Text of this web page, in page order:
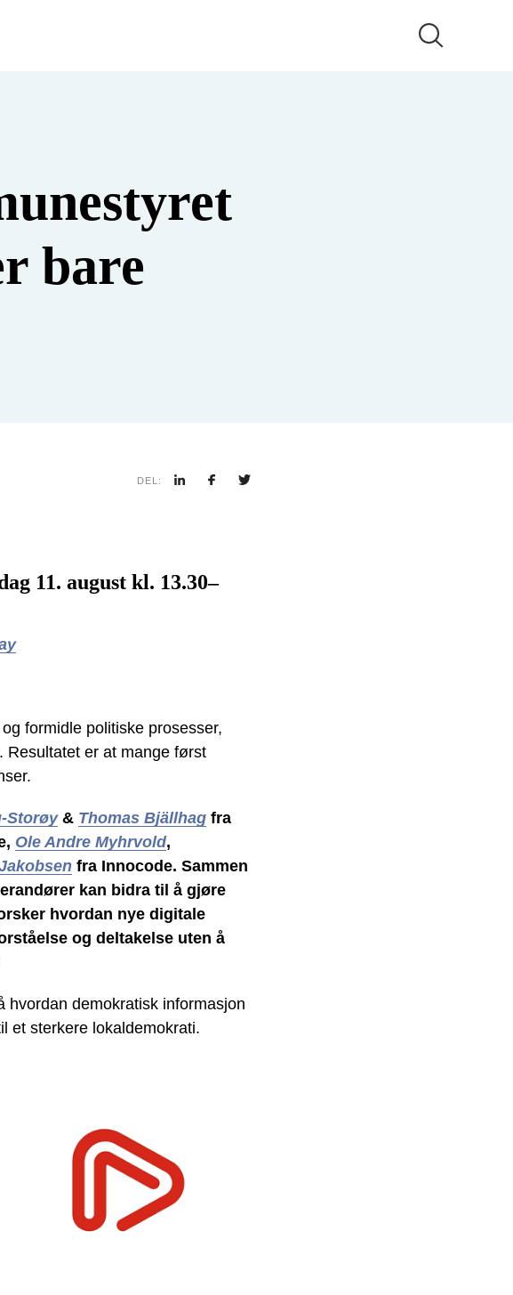
bare
DEL:
11. august kl. 13.30–
formidle politiske prosesser,
Resultatet er at mange først
Storøy& Thomas Bjällhag fra
Ole Andre Myhrvold,
fra Innocode. Sammen
kan bidra til å gjøre
hvordan nye digitale
og deltakelse uten å
demokratisk informasjon
et sterkere lokaldemokrati.